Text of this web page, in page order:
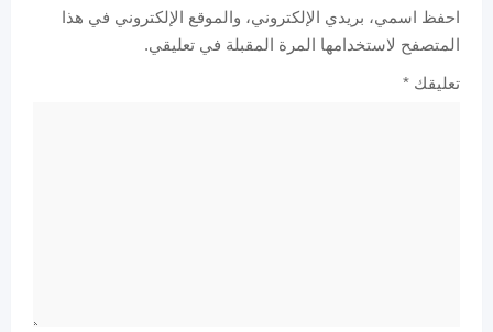
احفظ اسمي، بريدي الإلكتروني، والموقع الإلكتروني في هذا
المتصفح لاستخدامها المرة المقبلة في تعليقي.
تعليقك *